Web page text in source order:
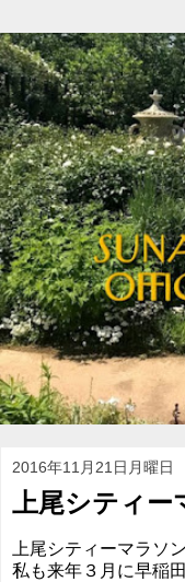
2016年11月21日月曜日
上尾シティー
上尾シティーマラソ
私も来年３月に早稲